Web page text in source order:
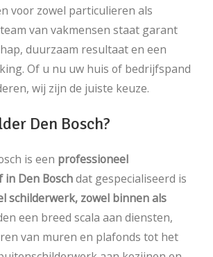
voor zowel particulieren als
van vakmensen staat garant
duurzaam resultaat en een
Of u nu uw huis of bedrijfspand
wij zijn de juiste keuze.
Den Bosch?
is een professioneel
Den Boschdat gespecialiseerd is
schilderwerk, zowel binnen als
een breed scala aan diensten,
van muren en plafonds tot het